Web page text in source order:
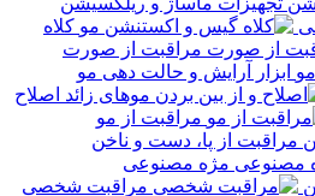
کلاه
مراقبت از صورت
ابزار آرایش و حالت دهی مو
اصلاح
مراقبت از مو
مراقبت از پا، دست و ناخن
مژه مصنوعی
مراقبت شخصی